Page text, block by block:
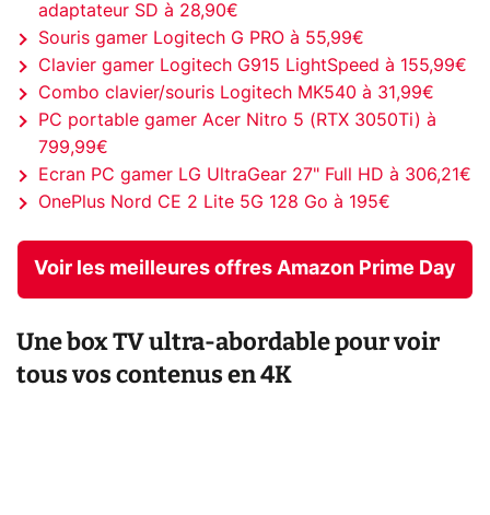
adaptateur SD à 28,90€
Souris gamer Logitech G PRO à 55,99€
Clavier gamer Logitech G915 LightSpeed à 155,99€
Combo clavier/souris Logitech MK540 à 31,99€
PC portable gamer Acer Nitro 5 (RTX 3050Ti) à
799,99€
Ecran PC gamer LG UltraGear 27" Full HD à 306,21€
OnePlus Nord CE 2 Lite 5G 128 Go à 195€
Voir les meilleures offres Amazon Prime Day
Une box TV ultra-abordable pour voir
tous vos contenus en 4K